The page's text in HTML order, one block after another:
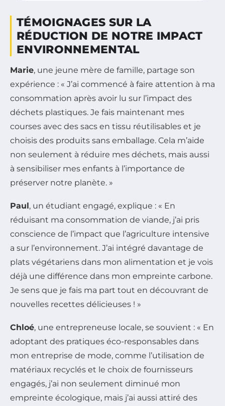
TÉMOIGNAGES SUR LA
RÉDUCTION DE NOTRE IMPACT
ENVIRONNEMENTAL
Marie, une jeune mère de famille, partage son
expérience : « J’ai commencé à faire attention à ma
consommation après avoir lu sur l’impact des
déchets plastiques. Je fais maintenant mes
courses avec des sacs en tissu réutilisables et je
choisis des produits sans emballage. Cela m’aide
non seulement à réduire mes déchets, mais aussi
à sensibiliser mes enfants à l’importance de
préserver notre planète. »
Paul, un étudiant engagé, explique : « En
réduisant ma consommation de viande, j’ai pris
conscience de l’impact que l’agriculture intensive
a sur l’environnement. J’ai intégré davantage de
plats végétariens dans mon alimentation et je vois
déjà une différence dans mon empreinte carbone.
Je sens que je fais ma part tout en découvrant de
nouvelles recettes délicieuses ! »
Chloé, une entrepreneuse locale, se souvient : « En
adoptant des pratiques éco-responsables dans
mon entreprise de mode, comme l’utilisation de
matériaux recyclés et le choix de fournisseurs
engagés, j’ai non seulement diminué mon
empreinte écologique, mais j’ai aussi attiré des